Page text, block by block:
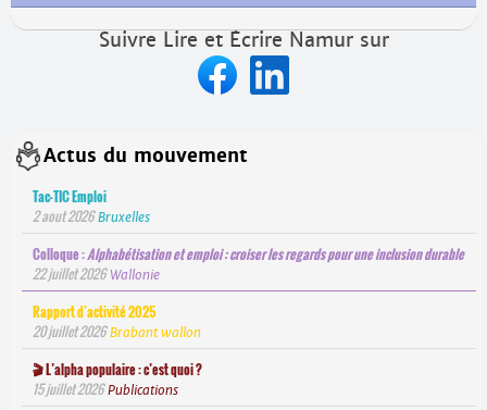
Suivre Lire et Écrire Namur sur
Actus du mouvement
Tac-TIC Emploi
2 aout 2026 Bruxelles
Colloque :Alphabétisation et emploi : croiser les regards pour une inclusion durable
22 juillet 2026 Wallonie
Rapport d’activité 2025
20 juillet 2026 Brabant wallon
🎬 L’alpha populaire : c’est quoi ?
15 juillet 2026 Publications